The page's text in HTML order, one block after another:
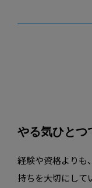
やる気ひとつ
経験や資格よりも
持ちを大切にして